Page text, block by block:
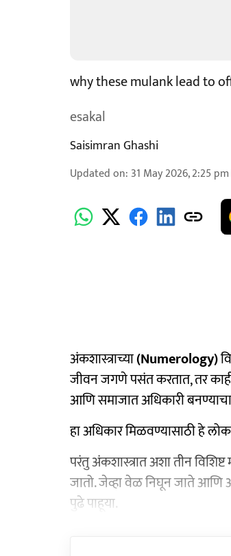
why these mulank lead to
esakal
Saisimran Ghashi
Updated on: 31 May 2026, 2:25 pm
अंकशास्त्राच्या(Numerology)
जीवन जगणे पसंत करतात, तर काही
आणि समाजात अधिकारी
हा अधिकार मिळवण्यासाठी हे
परंतु अंकशास्त्रात अशा तीन
जातो. जेव्हा वेळ निघून जाते आणि
पुढे पाहूया.